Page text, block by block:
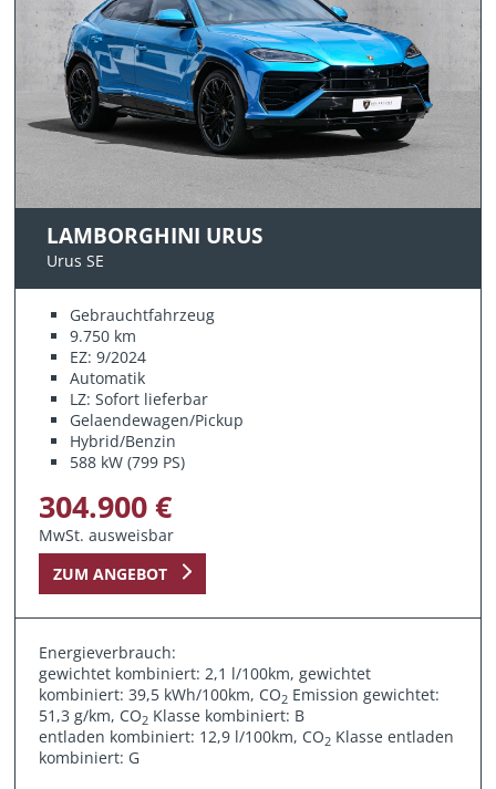
LAMBORGHINI URUS
Urus SE
Gebrauchtfahrzeug
9.750 km
EZ: 9/2024
Automatik
LZ: Sofort lieferbar
Gelaendewagen/Pickup
Hybrid/Benzin
588 kW (799 PS)
304.900 €
MwSt. ausweisbar
ZUM ANGEBOT
Energieverbrauch:
gewichtet kombiniert: 2,1 l/100km, gewichtet
kombiniert: 39,5 kWh/100km, CO2 Emission gewichtet:
51,3 g/km, CO2 Klasse kombiniert: B
entladen kombiniert: 12,9 l/100km, CO2 Klasse entladen
kombiniert: G